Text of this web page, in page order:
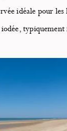
idéale pour les